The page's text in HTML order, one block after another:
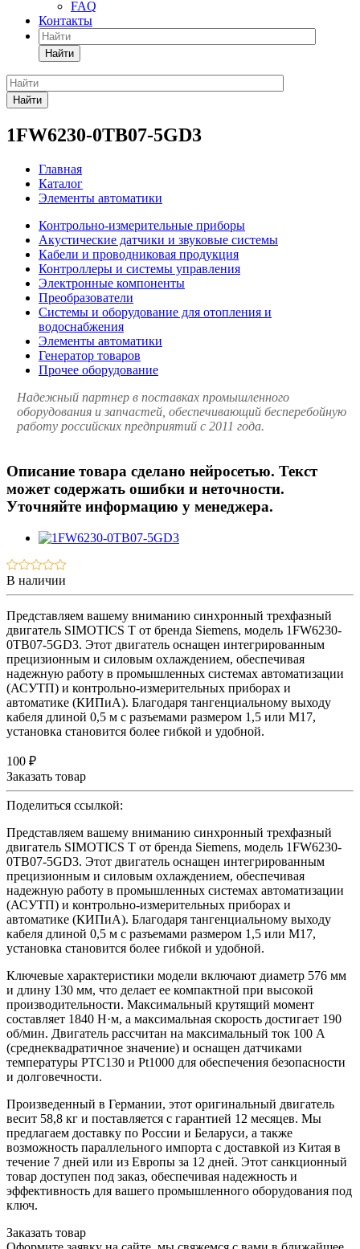
FAQ
Контакты
Найти
Найти
1FW6230-0TB07-5GD3
Главная
Каталог
Элементы автоматики
Контрольно-измерительные приборы
Акустические датчики и звуковые системы
Кабели и проводниковая продукция
Контроллеры и системы управления
Электронные компоненты
Преобразователи
Системы и оборудование для отопления и
водоснабжения
Элементы автоматики
Генератор товаров
Прочее оборудование
Надежный партнер в поставках промышленного
оборудования и запчастей, обеспечивающий бесперебойную
работу российских предприятий с 2011 года.
Описание товара сделано нейросетью. Текст
может содержать ошибки и неточности.
Уточняйте информацию у менеджера.
В наличии
Представляем вашему вниманию синхронный трехфазный
двигатель SIMOTICS T от бренда Siemens, модель 1FW6230-
0TB07-5GD3. Этот двигатель оснащен интегрированным
прецизионным и силовым охлаждением, обеспечивая
надежную работу в промышленных системах автоматизации
(АСУТП) и контрольно-измерительных приборах и
автоматике (КИПиА). Благодаря тангенциальному выходу
кабеля длиной 0,5 м с разъемами размером 1,5 или M17,
установка становится более гибкой и удобной.
100 ₽
Заказать товар
Поделиться ссылкой:
Представляем вашему вниманию синхронный трехфазный
двигатель SIMOTICS T от бренда Siemens, модель 1FW6230-
0TB07-5GD3. Этот двигатель оснащен интегрированным
прецизионным и силовым охлаждением, обеспечивая
надежную работу в промышленных системах автоматизации
(АСУТП) и контрольно-измерительных приборах и
автоматике (КИПиА). Благодаря тангенциальному выходу
кабеля длиной 0,5 м с разъемами размером 1,5 или M17,
установка становится более гибкой и удобной.
Ключевые характеристики модели включают диаметр 576 мм
и длину 130 мм, что делает ее компактной при высокой
производительности. Максимальный крутящий момент
составляет 1840 Н·м, а максимальная скорость достигает 190
об/мин. Двигатель рассчитан на максимальный ток 100 А
(среднеквадратичное значение) и оснащен датчиками
температуры PTC130 и Pt1000 для обеспечения безопасности
и долговечности.
Произведенный в Германии, этот оригинальный двигатель
весит 58,8 кг и поставляется с гарантией 12 месяцев. Мы
предлагаем доставку по России и Беларуси, а также
возможность параллельного импорта с доставкой из Китая в
течение 7 дней или из Европы за 12 дней. Этот санкционный
товар доступен под заказ, обеспечивая надежность и
эффективность для вашего промышленного оборудования под
ключ.
Заказать товар